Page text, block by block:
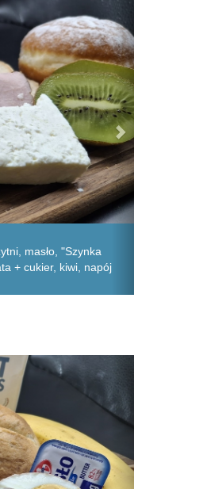
masło, "Szynka
+ cukier, kiwi, napój